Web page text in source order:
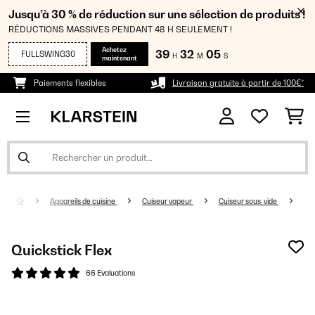
Jusqu’à 30 % de réduction sur une sélection de produits !
RÉDUCTIONS MASSIVES PENDANT 48 H SEULEMENT !
FULLSWING30
Achetez
maintenant
39 H 32 M 05 S
Paiements flexibles Livraison gratuite à partir de 100€*
Appareils de cuisine Cuiseur vapeur Cuiseur sous-vide
Quickstick Flex
66 Evaluations